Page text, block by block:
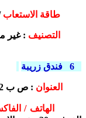
طاقة الاستعاب
التصنيف : غير
العنوان : ص ب 92 جانت
الهاتف /